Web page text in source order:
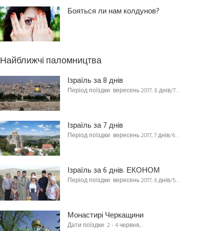
Бояться ли нам колдунов?
Найближчі паломництва
Ізраїль за 8 днів
Період поїздки: вересень 2017, 8 днів/7…
Ізраїль за 7 днів
Період поїздки: вересень 2017, 7 днів/6…
Ізраїль за 6 днів. ЕКОНОМ
Період поїздки: вересень 2017, 6 днів/5…
Монастирі Черкащини
Дати поїздки: 2 - 4 червня,…